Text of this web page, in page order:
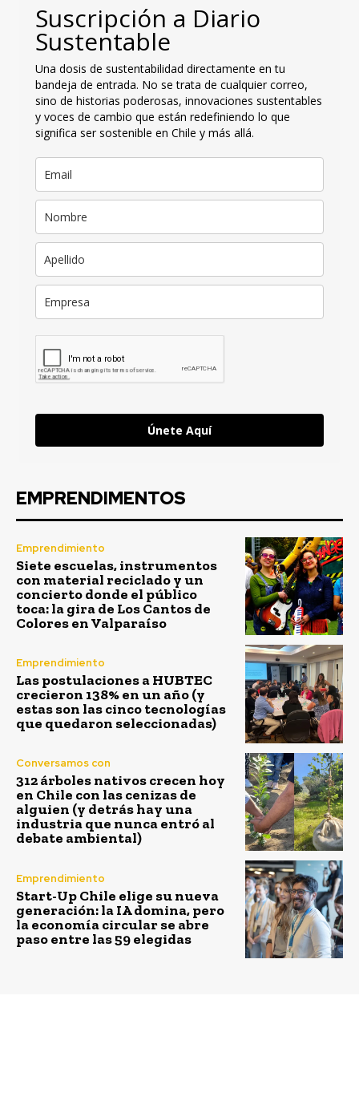
Suscripción a Diario
Sustentable
Una dosis de sustentabilidad directamente en tu
bandeja de entrada. No se trata de cualquier correo,
sino de historias poderosas, innovaciones sustentables
y voces de cambio que están redefiniendo lo que
significa ser sostenible en Chile y más allá.
Únete Aquí
EMPRENDIMENTOS
Emprendimiento
Siete escuelas, instrumentos
con material reciclado y un
concierto donde el público
toca: la gira de Los Cantos de
Colores en Valparaíso
Emprendimiento
Las postulaciones a HUBTEC
crecieron 138% en un año (y
estas son las cinco tecnologías
que quedaron seleccionadas)
Conversamos con
312 árboles nativos crecen hoy
en Chile con las cenizas de
alguien (y detrás hay una
industria que nunca entró al
debate ambiental)
Emprendimiento
Start-Up Chile elige su nueva
generación: la IA domina, pero
la economía circular se abre
paso entre las 59 elegidas